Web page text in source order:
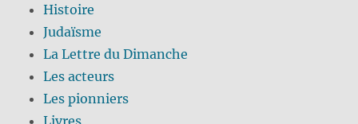
Histoire
Judaïsme
La Lettre du Dimanche
Les acteurs
Les pionniers
Livres